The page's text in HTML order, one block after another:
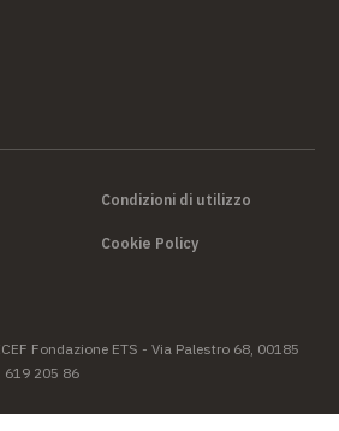
Condizioni di utilizzo
Cookie Policy
Fondazione ETS - Via Palestro 68, 00185
619 205 86